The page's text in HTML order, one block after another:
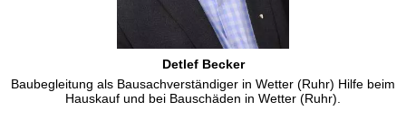
Detlef Becker
Baubegleitung als Bausachverständiger in Wetter (Ruhr) Hilfe beim
Hauskauf und bei Bauschäden in Wetter (Ruhr).